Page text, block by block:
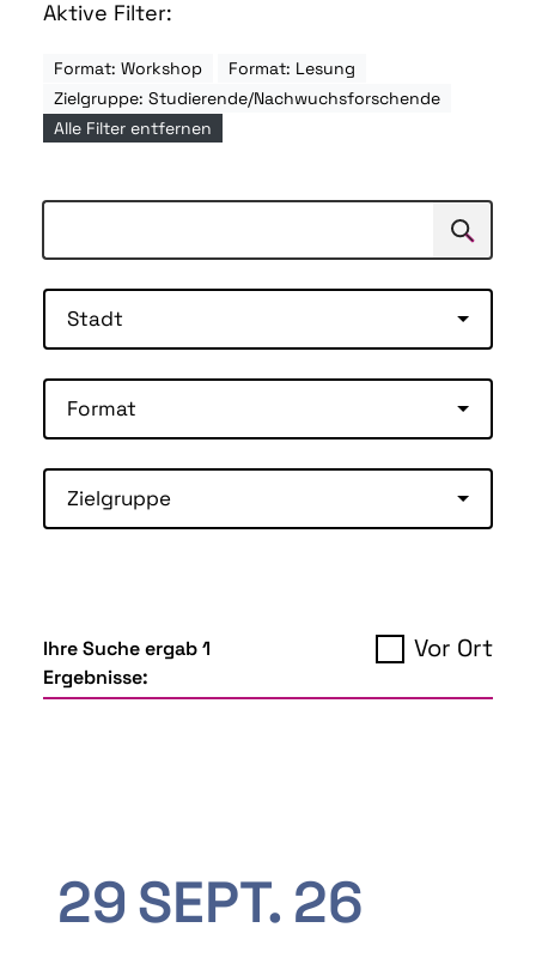
Aktive Filter:
Format: Workshop
Format: Lesung
Zielgruppe: Studierende/Nachwuchsforschende
Alle Filter entfernen
Suchen
Stadt
Format
Zielgruppe
Ihre Suche ergab 1
Ergebnisse:
Vor Ort
29SEPT. 26